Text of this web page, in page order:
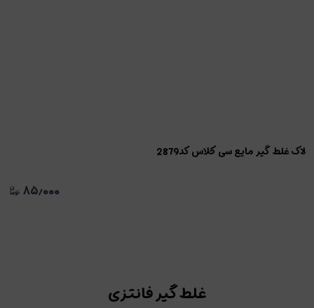
لاک غلط گیر مایع سی کلاس کد2879
۸۵٫۰۰۰
غلط گیر فانتزی